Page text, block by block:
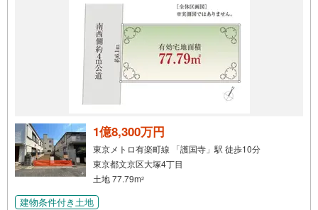
1億8,300万円
東京メトロ有楽町線 「護国寺」駅 徒歩10分
東京都文京区大塚4丁目
土地 77.79m2
建物条件付き土地